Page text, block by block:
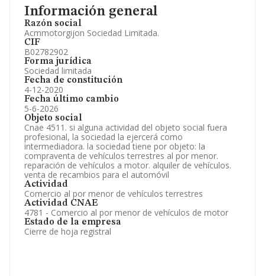
Información general
Razón social
Acmmotorgijon Sociedad Limitada.
CIF
B02782902
Forma jurídica
Sociedad limitada
Fecha de constitución
4-12-2020
Fecha último cambio
5-6-2026
Objeto social
Cnae 4511. si alguna actividad del objeto social fuera
profesional, la sociedad la ejercerá como
intermediadora. la sociedad tiene por objeto: la
compraventa de vehículos terrestres al por menor.
reparación de vehículos a motor. alquiler de vehículos.
venta de recambios para el automóvil
Actividad
Comercio al por menor de vehículos terrestres
Actividad CNAE
4781 - Comercio al por menor de vehículos de motor
Estado de la empresa
Cierre de hoja registral
Información oficial y registral complementaria.